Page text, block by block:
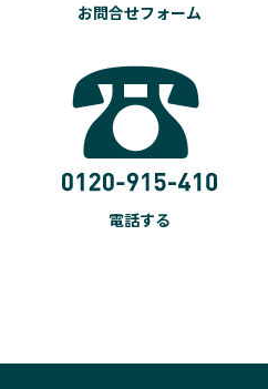
お問合せフォーム
電話する